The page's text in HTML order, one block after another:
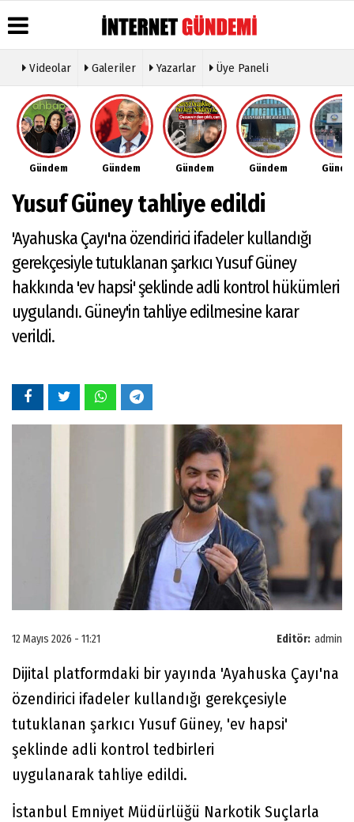
Üye Paneli
Haber
Arşivi
Gazete
Arşivi
Günün
Haberleri
Hava
Durumu
Gazete
Manşetleri
Anketler
Biyografiler
Köşe
Yazarları
Video
Galeri
Foto
Etkinlikler
Künye
İletişim
Çerez
Politikası
Videolar Galeriler Yazarlar Üye Paneli
Gündem Gündem Gündem Gündem
Yusuf Güney tahliye edildi
'Ayahuska Çayı'na özendirici ifadeler kullandığı
gerekçesiyle tutuklanan şarkıcı Yusuf Güney
hakkında 'ev hapsi' şeklinde adli kontrol hükümleri
uygulandı. Güney'in tahliye edilmesine karar
verildi.
Editör: admin
12 Mayıs 2026 - 11:21
Dijital platformdaki bir yayında 'Ayahuska Çayı'na
özendirici ifadeler kullandığı gerekçesiyle
tutuklanan şarkıcı Yusuf Güney, 'ev hapsi'
şeklinde adli kontrol tedbirleri
uygulanarak tahliye edildi.
İstanbul Emniyet Müdürlüğü Narkotik Suçlarla